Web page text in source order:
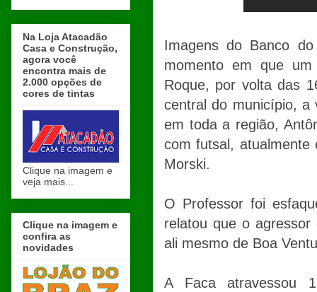
Imagens do Banco
momento em que
Roque, por volta das
central do município, a
em toda a região,
com futsal, atualmente
Morski.
O Professor foi
relatou que o agressor
ali mesmo de Boa
A Faca atravessou
Na Loja Atacadão
Casa e Construção,
agora você
encontra mais de
2.000 opções de
cores de tintas
Clique na imagem e
veja mais...
Clique na imagem e
confira as
novidades